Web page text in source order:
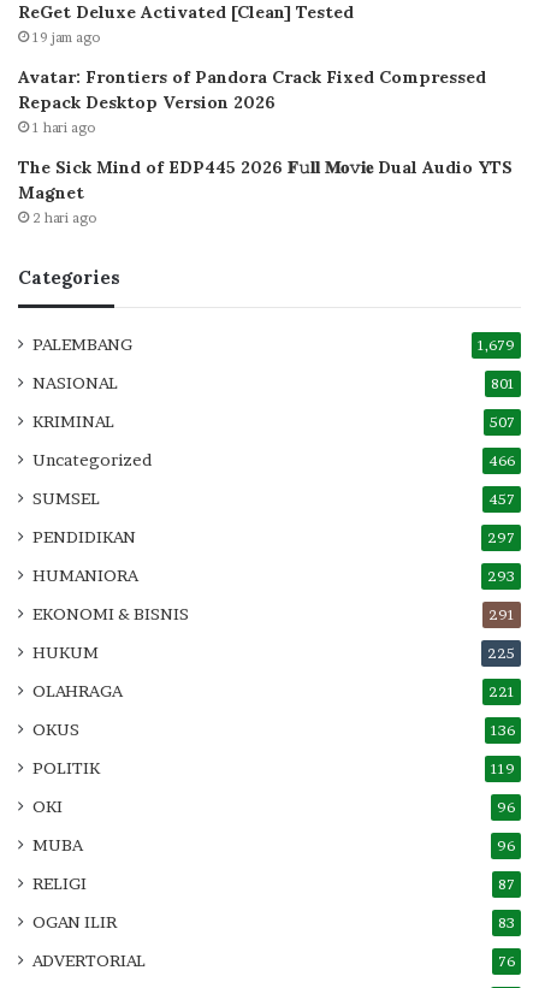
ReGet Deluxe Activated [Clean] Tested
19 jam ago
Avatar: Frontiers of Pandora Crack Fixed Compressed
Repack Desktop Version 2026
1 hari ago
The Sick Mind of EDP445 2026 𝐅𝚞𝐥𝐥 𝐌𝐨𝚟𝐢𝐞 Dual Audio YTS
Magnet
2 hari ago
Categories
PALEMBANG 1,679
NASIONAL 801
KRIMINAL 507
Uncategorized 466
SUMSEL 457
PENDIDIKAN 297
HUMANIORA 293
EKONOMI & BISNIS 291
HUKUM 225
OLAHRAGA 221
OKUS 136
POLITIK 119
OKI 96
MUBA 96
RELIGI 87
OGAN ILIR 83
ADVERTORIAL 76